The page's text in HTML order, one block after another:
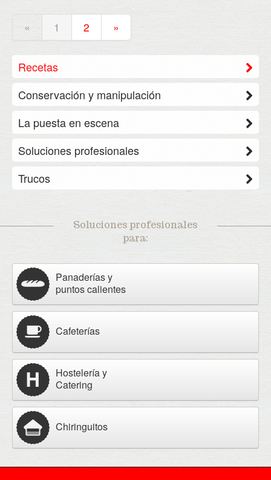
« 1 2 »
Recetas
Conservación y manipulación
La puesta en escena
Soluciones profesionales
Trucos
Soluciones profesionales
para:
Panaderías y
puntos calientes
Cafeterías
Hostelería y
Catering
Chiringuitos